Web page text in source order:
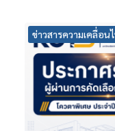
ข่าวสารความเคลื่อน